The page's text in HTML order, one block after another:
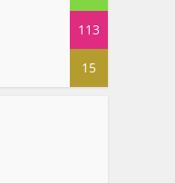
113
15